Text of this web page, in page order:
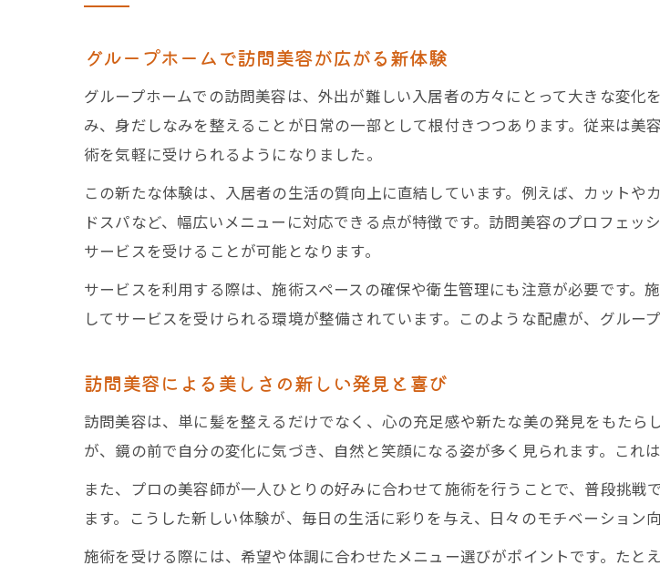
グループホームで訪問美容が広がる新体験
グループホームでの訪問美容は、外出が難しい入居者の方々にとって大きな変
み、身だしなみを整えることが日常の一部として根付きつつあります。従来は
術を気軽に受けられるようになりました。
この新たな体験は、入居者の生活の質向上に直結しています。例えば、カット
ドスパなど、幅広いメニューに対応できる点が特徴です。訪問美容のプロフェ
サービスを受けることが可能となります。
サービスを利用する際は、施術スペースの確保や衛生管理にも注意が必要です
してサービスを受けられる環境が整備されています。このような配慮が、グルー
訪問美容による美しさの新しい発見と喜び
訪問美容は、単に髪を整えるだけでなく、心の充足感や新たな美の発見をもた
が、鏡の前で自分の変化に気づき、自然と笑顔になる姿が多く見られます。これ
また、プロの美容師が一人ひとりの好みに合わせて施術を行うことで、普段挑
ます。こうした新しい体験が、毎日の生活に彩りを与え、日々のモチベーション
施術を受ける際には、希望や体調に合わせたメニュー選びがポイントです。た